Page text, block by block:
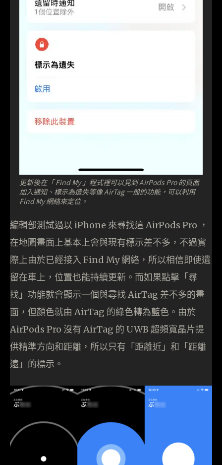
更新後在「 Find My 」程式裡可以見到 AirPods Pro 的頁面
加入通知、標示為遺失等像 AirTag 一般的功能，可以利用
Find My 網絡來定位。
編輯部測試過以 iPhone 來尋找這 AirPods Pro ，
在地圖畫面上基本上會與現有標示差不多，不過實
際上由於已經接入 Find My 網絡，所以相信即使遺
留在車上，位置也能持續更新。而如果點擊「尋
找」功能就會顯示一個與尋找 AirTag 差不多的畫
面，但顏色就由 AirTag 的綠色轉為藍色。由於
AirPods Pro 沒有 AirTag 的 UWB 超頻寬晶片提
供精準方向和距離，所以只有「距離近」和「距離
遠」的標示。